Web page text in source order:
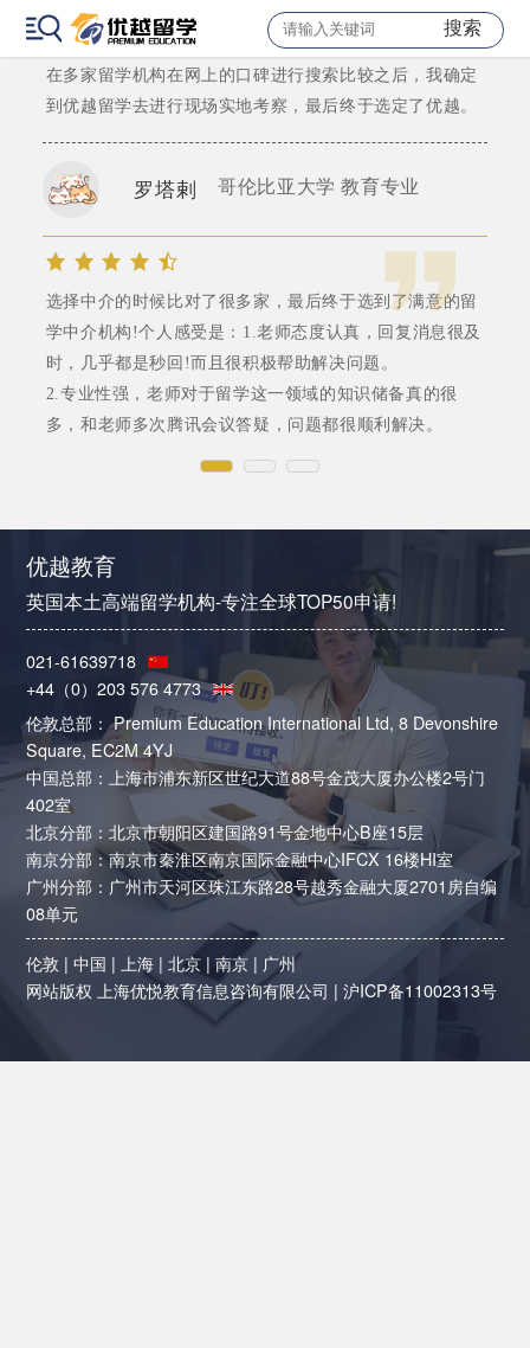
搜索
“预则立，不预则废”，大二我就开始关心申硕的信息开始
选择留学机构。
在多家留学机构在网上的口碑进行搜索比较之后，我确定
到优越留学去进行现场实地考察，最后终于选定了优越。
罗塔剌 哥伦比亚大学 教育专业
选择中介的时候比对了很多家，最后终于选到了满意的留
学中介机构!个人感受是：1.老师态度认真，回复消息很及
时，几乎都是秒回!而且很积极帮助解决问题。
2.专业性强，老师对于留学这一领域的知识储备真的很
多，和老师多次腾讯会议答疑，问题都很顺利解决。
优越教育
英国本土高端留学机构-专注全球TOP50申请!
021-61639718
+44（0）203 576 4773
伦敦总部： Premium Education International Ltd, 8 Devonshire
Square, EC2M 4YJ
中国总部：上海市浦东新区世纪大道88号金茂大厦办公楼2号门
402室
北京分部：北京市朝阳区建国路91号金地中心B座15层
南京分部：南京市秦淮区南京国际金融中心IFCX 16楼HI室
广州分部：广州市天河区珠江东路28号越秀金融大厦2701房自编
08单元
伦敦 |中国 | 上海 |北京 |南京 | 广州
网站版权 上海优悦教育信息咨询有限公司 |沪ICP备11002313号